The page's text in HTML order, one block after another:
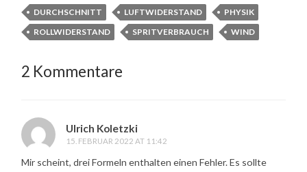
DURCHSCHNITT LUFTWIDERSTAND
PHYSIK
ROLLWIDERSTAND
SPRITVERBRAUCH WIND
2 Kommentare
Ulrich Koletzki
15. FEBRUAR 2022 AT 11:42
Mir scheint, drei Formeln enthalten einen Fehler. Es sollte